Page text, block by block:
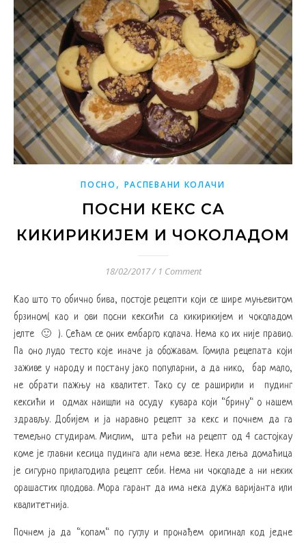
ПОСНО , РАСПЕВАНИ КОЛАЧИ
ПОСНИ КЕКС СА
КИКИРИКИЈЕМ И ЧОКОЛАДОМ
18/02/2017/ 1 Comment
Као што то обично бива, постоје рецепти који се шире муњевитом
брзином( као и ови посни кексићи са кикирикијем и чоколадом
јелте 🙂 ). Сећам се оних ембарго колача. Нема ко их није правио.
Па оно лудо тесто које иначе ја обожавам. Гомила рецепата који
заживе у народу и постану јако популарни, а да нико, бар мало,
не обрати пажњу на квалитет. Тако су се раширили и пудинг
кексићи и одмах наишли на осуду кувара који “брину“ о нашем
здрављу. Добијем и ја наравно рецепт за кекс и почнем да га
темељно студирам. Мислим, шта рећи на рецепт од 4 састојкау
коме је главни кесица пудинга али нема везе. Нека лења домаћица
је сигурно прилагодила рецепт себи. Нема ни чоколаде а ни неких
орашастих плодова. Мора гарант да има нека дужа варијанта или
квалитетнија.
Почнем ја да “копам“ по гуглу и пронађем оригинал код једне